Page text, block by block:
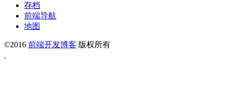
存档
前端导航
地图
©2016 前端开发博客 版权所有